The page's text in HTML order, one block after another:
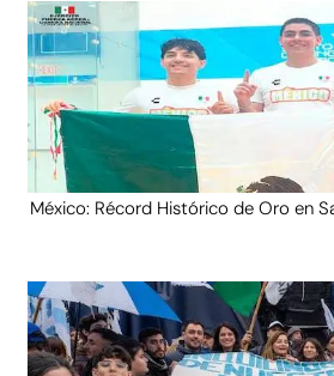
México: Récord Histórico de Oro en